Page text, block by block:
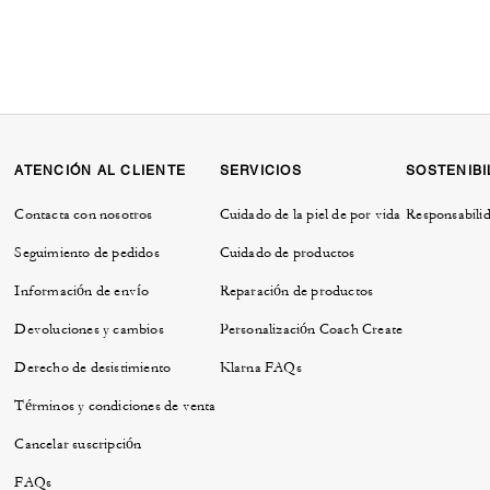
ATENCIÓN AL CLIENTE
Contacta con nosotros
Seguimiento de pedidos
Información de envío
Devoluciones y cambios
Derecho de desistimiento
Términos y condiciones de venta
Cancelar suscripción
FAQs
SERVICIOS
Cuidado de la piel de por vida
Cuidado de productos
Reparación de productos
Personalización Coach Create
Klarna FAQs